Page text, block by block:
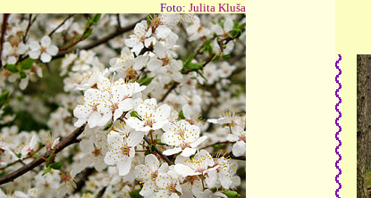
Foto: Julita Kluša